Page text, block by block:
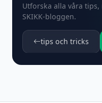
Utforska alla våra
SKIKK-bloggen.
tips och tricks